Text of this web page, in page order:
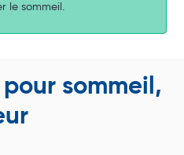
le sommeil.
sommeil,